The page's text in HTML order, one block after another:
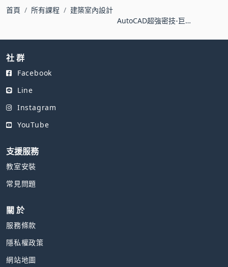
首頁 所有課程
建築室內設計
AutoCAD超強密技-巨集
社 群
Facebook
Line
Instagram
YouTube
支援服務
教室安裝
常見問題
關 於
服務條款
隱私權政策
網站地圖